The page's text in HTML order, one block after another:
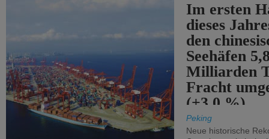
Im ersten
dieses
den
Seehäfen
Milliarden
Fracht
(+3,0 %).
Peking
Neue historische